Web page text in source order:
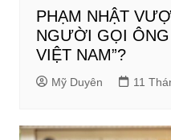
PHẠM NHẬT
NGƯỜI GỌI ÔNG
VIỆT NAM”?
Mỹ Duyên 11